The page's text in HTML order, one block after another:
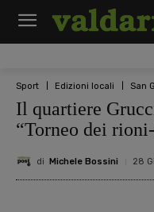
Sport Edizioni locali San
Il quartiere
“Torneo dei
di Michele Bossini 28